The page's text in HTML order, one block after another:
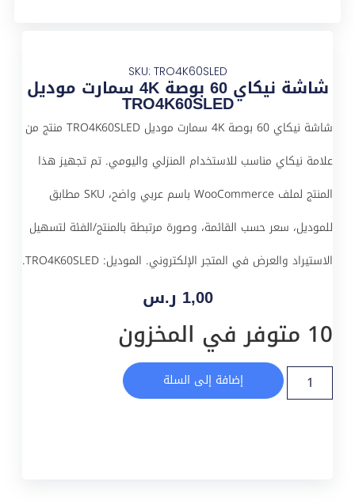
SKU: TRO4K60SLED
شاشة نيكاي 60 بوصة 4K سمارت موديل
TRO4K60SLED
شاشة نيكاي 60 بوصة 4K سمارت موديل TRO4K60SLED منتج من
علامة نيكاي مناسب للاستخدام المنزلي واليومي. تم تجهيز هذا
المنتج لملف WooCommerce باسم عربي واضح، SKU مطابق
للموديل، سعر حسب القائمة، وصورة مرتبطة بالمنتج/الفئة لتسهيل
الاستيراد والعرض في المتجر الإلكتروني. الموديل: TRO4K60SLED.
1,00 ر.س
10 متوفر في المخزون
إضافة إلى السلة